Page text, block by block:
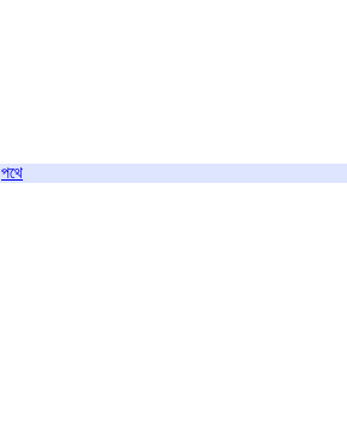
পথে